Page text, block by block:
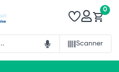
Scanner
0